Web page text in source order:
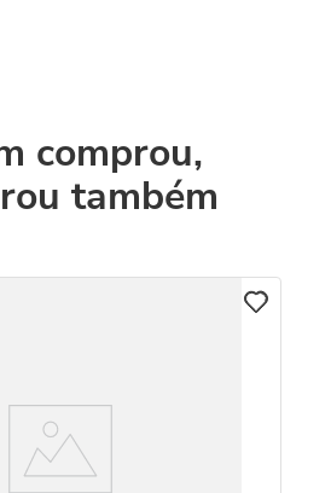
comprou,
também